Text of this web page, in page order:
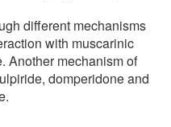
different mechanisms
with muscarinic
Another mechanism of
domperidone and